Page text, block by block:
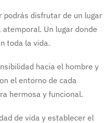
podrás disfrutar de un lugar
Un lugar donde
toda la vida.
hacia el hombre y
el entorno de cada
hermosa y funcional.
de vida y establecer el